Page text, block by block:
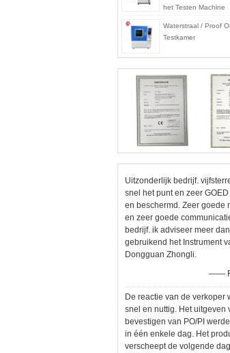
het Testen Machine
Waterstraal / Proof
Testkamer
Uitzonderlijk bedrijf.
snel het punt en zeer
en beschermd. Zeer goede
en zeer goede
bedrijf. ik adviseer meer
gebruikend het Instrument
Dongguan Zhongli.
——
De reactie van de verkoper
snel en nuttig. Het uitgeven
bevestigen van PO/PI
in één enkele dag. Het
verscheept de volgende